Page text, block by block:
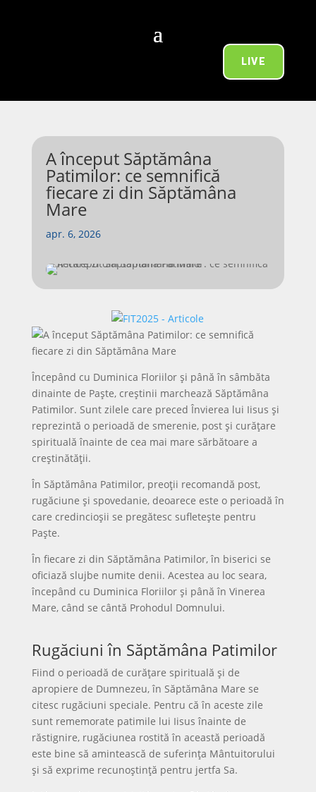
LIVE
A început Săptămâna
Patimilor: ce semnifică
fiecare zi din Săptămâna
Mare
apr. 6, 2026
Începând cu Duminica Floriilor și până în sâmbăta
dinainte de Paște, creștinii marchează Săptămâna
Patimilor. Sunt zilele care preced Învierea lui Iisus și
reprezintă o perioadă de smerenie, post și curățare
spirituală înainte de cea mai mare sărbătoare a
creștinătății.
În Săptămâna Patimilor, preoții recomandă post,
rugăciune și spovedanie, deoarece este o perioadă în
care credincioșii se pregătesc sufletește pentru
Paște.
În fiecare zi din Săptămâna Patimilor, în biserici se
oficiază slujbe numite denii. Acestea au loc seara,
începând cu Duminica Floriilor și până în Vinerea
Mare, când se cântă Prohodul Domnului.
Rugăciuni în Săptămâna Patimilor
Fiind o perioadă de curățare spirituală și de
apropiere de Dumnezeu, în Săptămâna Mare se
citesc rugăciuni speciale. Pentru că în aceste zile
sunt rememorate patimile lui Iisus înainte de
răstignire, rugăciunea rostită în această perioadă
este bine să amintească de suferința Mântuitorului
și să exprime recunoștință pentru jertfa Sa.